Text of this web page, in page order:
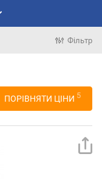
Фільтр
ПОРІВНЯТИ ЦІНИ 5